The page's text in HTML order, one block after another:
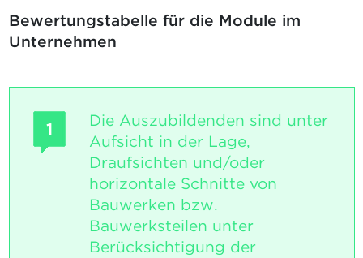
Bewertungstabelle für die Module im
Unternehmen
1
Die Auszubildenden sind unter
Aufsicht in der Lage,
Draufsichten und/oder
horizontale Schnitte von
Bauwerken bzw.
Bauwerksteilen unter
Berücksichtigung der